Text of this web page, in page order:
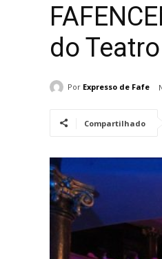
do
Por Expresso de Fafe
Compartilhado